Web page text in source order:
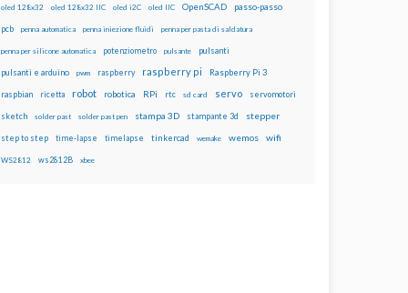
oled 128x32 oled 128x32 IIC oled i2C oled IIC OpenSCAD passo-passo
pcb penna automatica penna iniezione fluidi penna per pasta di saldatura
penna per silicone automatica potenziometro pulsante pulsanti
pulsanti e arduino pwm raspberry raspberry pi Raspberry Pi 3
raspbian ricetta robot robotica RPi rtc sd card servo servomotori
sketch solder past solder past pen stampa 3D stampante 3d stepper
step to step time-lapse timelapse tinkercad wemake wemos wifi
WS2812 ws2812B xbee